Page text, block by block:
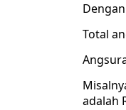
Total
adalah